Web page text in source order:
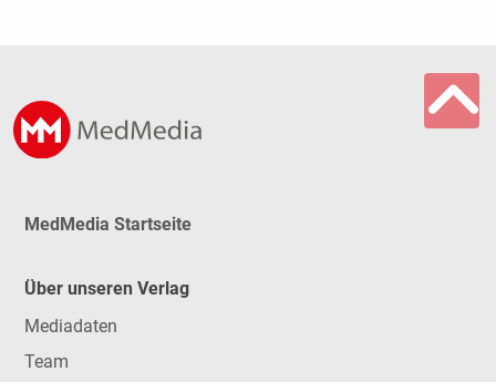
MedMedia Startseite
Über unseren Verlag
Mediadaten
Team